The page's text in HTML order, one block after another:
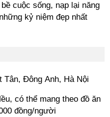
cuộc sống, nạp lại năng
kỷ niệm đẹp nhất
Tân, Đông Anh, Hà Nội
có thể mang theo đồ ăn
đồng/người